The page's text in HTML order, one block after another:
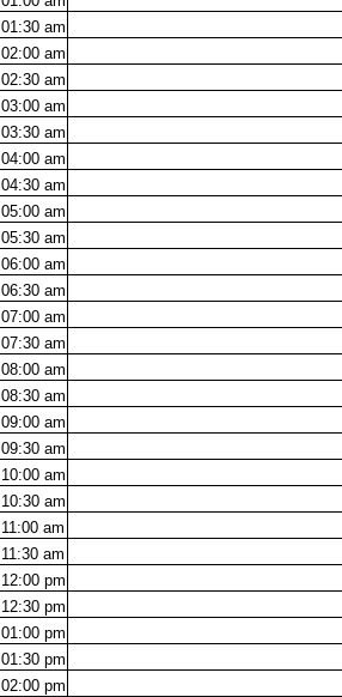
01:30 am
02:00 am
02:30 am
03:00 am
03:30 am
04:00 am
04:30 am
05:00 am
05:30 am
06:00 am
06:30 am
07:00 am
07:30 am
08:00 am
08:30 am
09:00 am
09:30 am
10:00 am
10:30 am
11:00 am
11:30 am
12:00 pm
12:30 pm
01:00 pm
01:30 pm
02:00 pm